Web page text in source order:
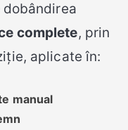
complete, prin
aplicate în:
manual